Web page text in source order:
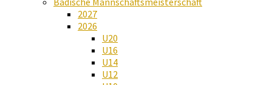
2027
2026
U20
U16
U14
U12